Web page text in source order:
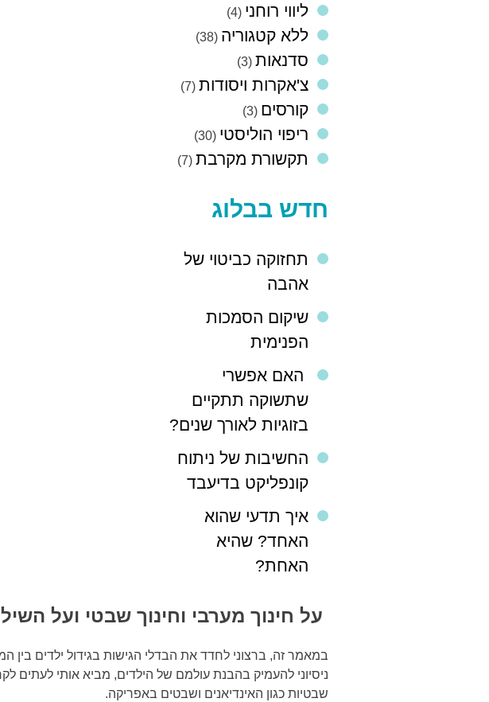
ליווי רוחני (4)
ללא קטגוריה (38)
סדנאות(3)
צ'אקרות ויסודות(7)
קורסים (3)
ריפוי הוליסטי (30)
תקשורת מקרבת(7)
חדש בבלוג
תחזוקה כביטוי של
אהבה
שיקום הסמכות
הפנימית
האם אפשרי
שתשוקה תתקיים
בזוגיות לאורך שנים?
החשיבות של ניתוח
קונפליקט בדיעבד
איך תדעי שהוא
האחד? שהיא
האחת?
על חינוך מערבי וחינוך שבטי ועל
במאמר זה, ברצוני לחדד את הבדלי הגישות בגידול ילדים בין
ניסיוני להעמיק בהבנת עולמם של הילדים, מביא אותי לעתים
שבטיות כגון האינדיאנים ושבטים באפריקה.